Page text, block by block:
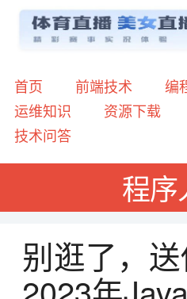
首页 前端技术 编
运维知识
资源下载
技术问答
程序
别逛了，